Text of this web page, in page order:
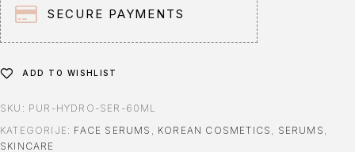
:
SECURE PAYMENTS
ADD TO WISHLIST
SKU: PUR-HYDRO-SER-60ML
KATEGORIJE: FACE SERUMS , KOREAN COSMETICS , SERUMS ,
SKINCARE